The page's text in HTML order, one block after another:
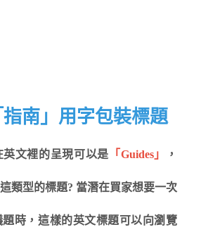
南」用字包裝標題
文裡的呈現可以是 「Guides」 ，
類型的標題? 當潛在買家想要一次
時，這樣的英文標題可以向瀏覽